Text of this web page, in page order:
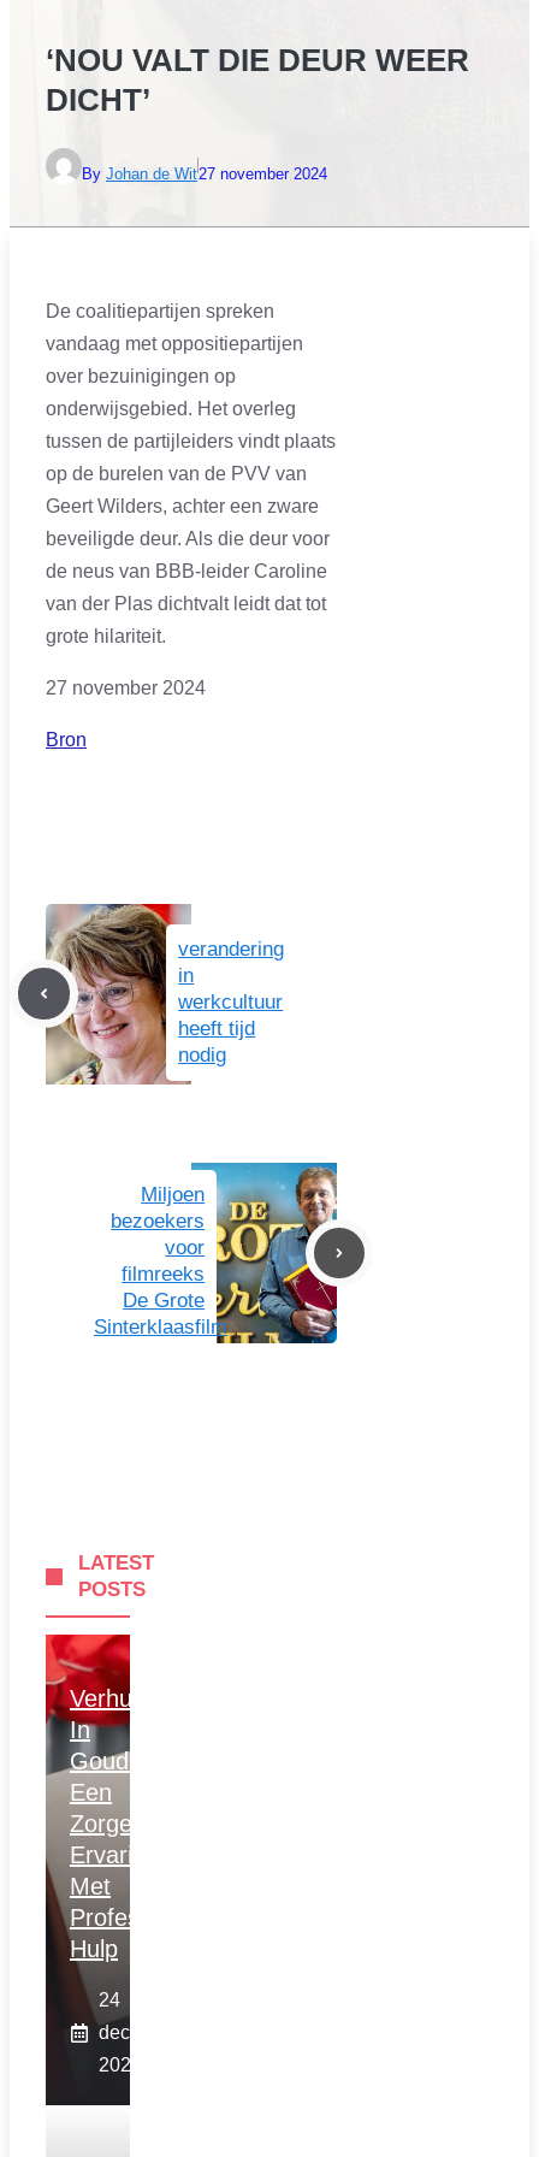
‘NOU VALT DIE DEUR WEER
DICHT’
By Johan de Wit27 november 2024
De coalitiepartijen spreken
vandaag met oppositiepartijen
over bezuinigingen op
onderwijsgebied. Het overleg
tussen de partijleiders vindt plaats
op de burelen van de PVV van
Geert Wilders, achter een zware
beveiligde deur. Als die deur voor
de neus van BBB-leider Caroline
van der Plas dichtvalt leidt dat tot
grote hilariteit.
27 november 2024
Bron
verandering
in
werkcultuur
heeft tijd
nodig
Miljoen
bezoekers
voor
filmreeks
De Grote
Sinterklaasfilm
LATEST
POSTS
Verhuizen
In
Gouda:
Een
Zorgeloze
Ervaring
Met
Professionele
Hulp
24
december
2025